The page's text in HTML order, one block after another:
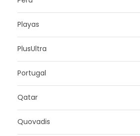
Playas
PlusUltra
Portugal
Qatar
Quovadis